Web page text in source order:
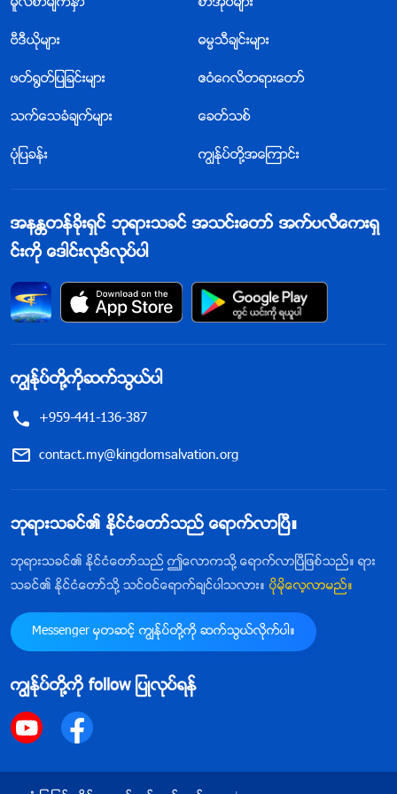
ဗီဒီယိုမ်ား ဓမၼသီခ်င္းမ်ား
ဖတ္႐ြတ္ျပျခင္းမ်ား ဧဝံေဂလိတရားေတာ္
သက္ေသခံခ်က္မ်ား ေခတ္သစ္
ပုံျပခန္း ကြၽန္ုပ္တို႔အေၾကာင္း
အနႏၲတန္ခိုးရွင္ ဘုရားသခင္ အသင္းေတာ္ အက္ပလီေကးရွ
င္းကို ေဒါင္းလုဒ္လုပ္ပါ
ကြၽန္ုပ္တို႔ကိုဆက္သြယ္ပါ
+959-441-136-387
contact.my@kingdomsalvation.org
ဘုရားသခင္၏ ႏိုင္ငံေတာ္သည္ ေရာက္လာၿပီ။
ဘုရားသခင္၏ ႏိုင္ငံေတာ္သည္ ဤေလာကသို႔ ေရာက္လာၿပီျဖစ္သည္။ ရား
သခင္၏ ႏိုင္ငံေတာ္သို႔ သင္ဝင္ေရာက္ခ်င္ပါသလား။ ပိုမိုေလ့လာမည္။
Messenger မွတဆင့္ ကြၽန္ုပ္တို႔ကို ဆက္သြယ္လိုက္ပါ။
ကြၽန္ုပ္တို႔ကို follow ျပဳလုပ္ရန္